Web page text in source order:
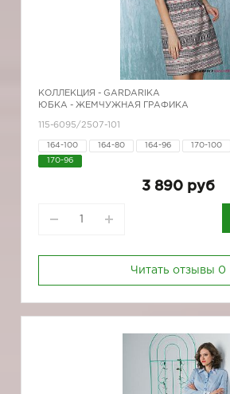
КОЛЛЕКЦИЯ - GARDARIKA
ЮБКА - ЖЕМЧУЖНАЯ ГРАФИКА
115-6095/2507-101
164-100 164-80 164-96 170-100
170-96
3 890 руб
Читать отзывы 0